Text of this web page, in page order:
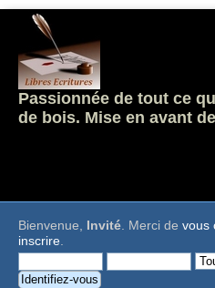
Passionnée de tout ce
de bois. Mise en avant
Bienvenue, Invité. Merci de vous
inscrire.